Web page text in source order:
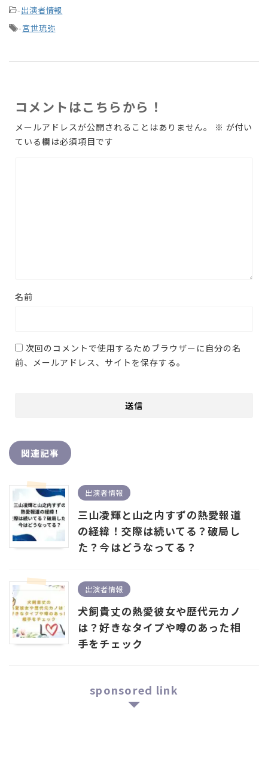
-出演者情報
-宮世琉弥
コメントはこちらから！
メールアドレスが公開されることはありません。 ※ が付い
ている欄は必須項目です
名前
次回のコメントで使用するためブラウザーに自分の名
前、メールアドレス、サイトを保存する。
関連記事
出演者情報
三山凌輝と山之内すずの熱愛報道
の経緯！交際は続いてる？破局し
た？今はどうなってる？
出演者情報
犬飼貴丈の熱愛彼女や歴代元カノ
は？好きなタイプや噂のあった相
手をチェック
sponsored link